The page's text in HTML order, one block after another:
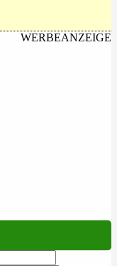
WERBEANZEIGE